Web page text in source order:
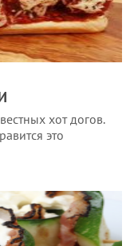
хот догов.
это